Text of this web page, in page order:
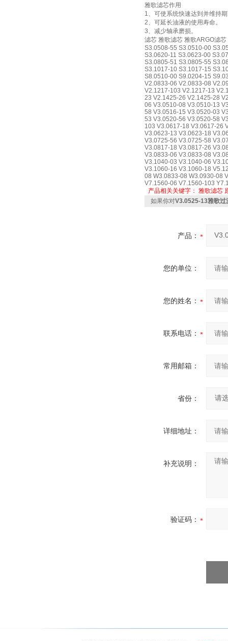
雅歌滤芯作用
1、可使系统快速达到并维持
2、可延长油液的使用寿命。
3、减少轴承磨损。
滤芯 雅歌滤芯 雅歌ARGO滤
S3.0508-55 S3.0510-00
S3.0620-11 S3.0623-00
S3.0805-51 S3.0805-55
S3.1017-10 S3.1017-15
S8.0510-00 S9.0204-15
V2.0833-06 V2.0833-08
V2.1217-103 V2.1217-13
23 V2.1425-26 V2.1425-28
06 V3.0510-08 V3.0510-13
58 V3.0516-15 V3.0520-03
53 V3.0520-56 V3.0520-58
103 V3.0617-18 V3.0617-26
V3.0623-13 V3.0623-18
V3.0725-56 V3.0725-58
V3.0817-18 V3.0817-26
V3.0833-06 V3.0833-08
V3.1040-03 V3.1040-06
V3.1060-16 V3.1060-18
08 W3.0833-08 W3.0930-08
V7.1560-06 V7.1560-103
产品相关关键字： 雅歌滤芯
如果你对V3.0525-13雅歌过
产品：
您的单位：
您的姓名：
联系电话：
常用邮箱：
省份：
详细地址：
补充说明：
验证码：